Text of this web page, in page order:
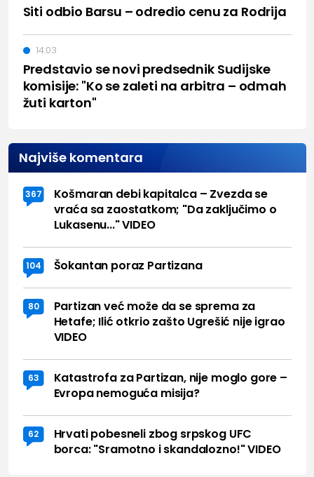
Siti odbio Barsu – odredio cenu za Rodrija
Predstavio se novi predsednik Sudijske
komisije: "Ko se zaleti na arbitra – odmah
žuti karton"
14:03
Najviše komentara
367
Košmaran debi kapitalca – Zvezda se
vraća sa zaostatkom; "Da zaključimo o
Lukasenu..." VIDEO
104 Šokantan poraz Partizana
80
Partizan već može da se sprema za
Hetafe; Ilić otkrio zašto Ugrešić nije igrao
VIDEO
63
Katastrofa za Partizan, nije moglo gore –
Evropa nemoguća misija?
62
Hrvati pobesneli zbog srpskog UFC
borca: "Sramotno i skandalozno!" VIDEO